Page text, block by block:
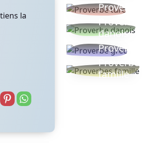
la
Proverbe turc
Proverbe
danois
Proverbe grec
Proverbes
famille